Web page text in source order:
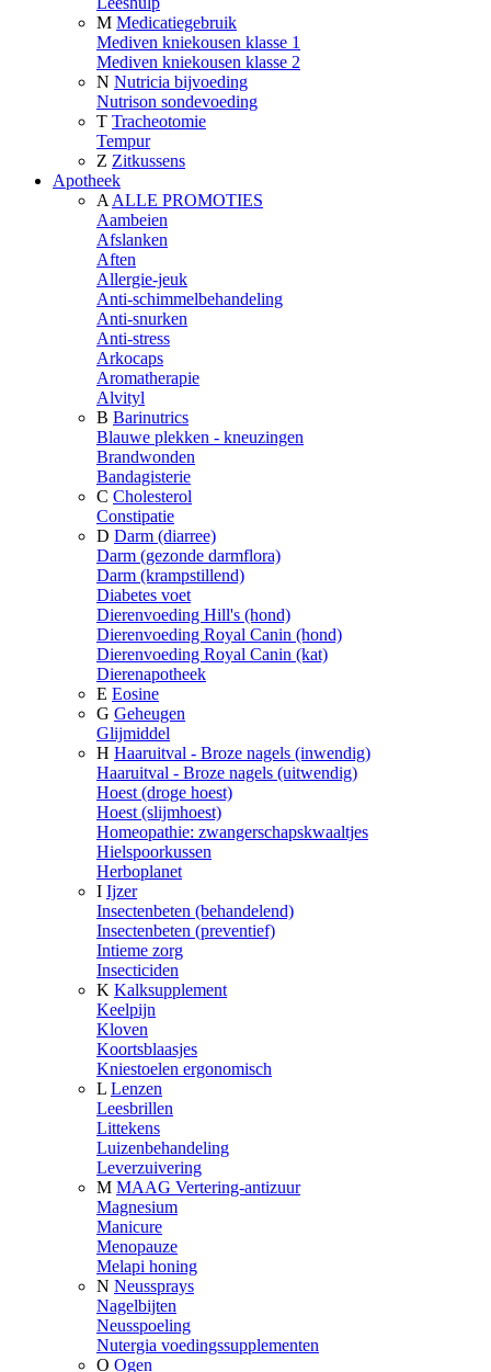
M Medicatiegebruik
Mediven kniekousen klasse 1
Mediven kniekousen klasse 2
N Nutricia bijvoeding
Nutrison sondevoeding
T Tracheotomie
Tempur
Z Zitkussens
Apotheek
A ALLE PROMOTIES
Aambeien
Afslanken
Aften
Allergie-jeuk
Anti-schimmelbehandeling
Anti-snurken
Anti-stress
Arkocaps
Aromatherapie
Alvityl
B Barinutrics
Blauwe plekken - kneuzingen
Brandwonden
Bandagisterie
C Cholesterol
Constipatie
D Darm (diarree)
Darm (gezonde darmflora)
Darm (krampstillend)
Diabetes voet
Dierenvoeding Hill's (hond)
Dierenvoeding Royal Canin (hond)
Dierenvoeding Royal Canin (kat)
Dierenapotheek
E Eosine
G Geheugen
Glijmiddel
H Haaruitval - Broze nagels (inwendig)
Haaruitval - Broze nagels (uitwendig)
Hoest (droge hoest)
Hoest (slijmhoest)
Homeopathie: zwangerschapskwaaltjes
Hielspoorkussen
Herboplanet
I Ijzer
Insectenbeten (behandelend)
Insectenbeten (preventief)
Intieme zorg
Insecticiden
K Kalksupplement
Keelpijn
Kloven
Koortsblaasjes
Kniestoelen ergonomisch
L Lenzen
Leesbrillen
Littekens
Luizenbehandeling
Leverzuivering
M MAAG Vertering-antizuur
Magnesium
Manicure
Menopauze
Melapi honing
N Neussprays
Nagelbijten
Neusspoeling
Nutergia voedingssupplementen
O Ogen